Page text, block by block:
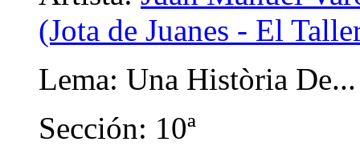
(Jota de Juanes - El
Lema: Una Història
Sección: 10ª